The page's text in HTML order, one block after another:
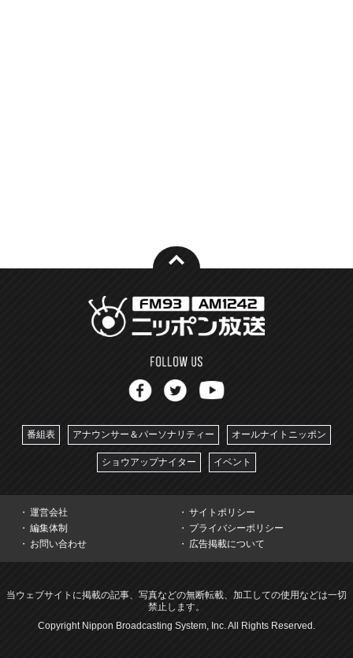
番組表 アナウンサー＆パーソナリティー オールナイトニッポン
ショウアップナイター イベント
運営会社
サイトポリシー
編集体制
プライバシーポリシー
お問い合わせ
広告掲載について
当ウェブサイトに掲載の記事、写真などの無断転載、加工しての使用などは一切
禁止します。
Copyright Nippon Broadcasting System, Inc. All Rights Reserved.